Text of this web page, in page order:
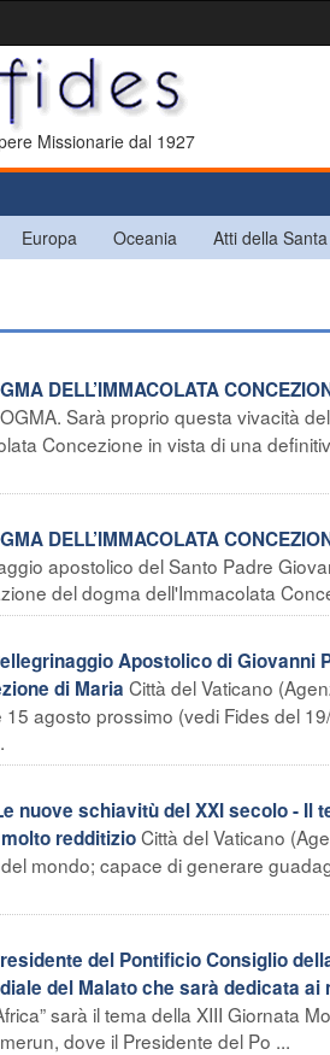
Missionarie dal 1927
Europa Oceania Atti della
DELL’IMMACOLATA
Sarà proprio questa vivacità
Concezione in vista di una
DELL’IMMACOLATA
apostolico del Santo Padre
del dogma dell'Immacolata
Apostolico di Giovanni
di Maria Città del Vaticano
agosto prossimo (vedi Fides del
nuove schiavitù del XXI secolo -
redditizioCittà del Vaticano
mondo; capace di generare
del Pontificio Consiglio
del Malato che sarà dedicata ai
sarà il tema della XIII Giornata
dove il Presidente del Po ...